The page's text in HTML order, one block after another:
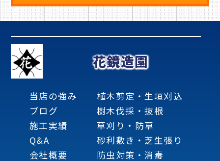
花鏡造園
当店の強み
ブログ
施工実績
Q&A
会社概要
植木剪定・生垣刈込
樹木伐採・抜根
草刈り・防草
砂利敷き・芝生張り
防虫対策・消毒